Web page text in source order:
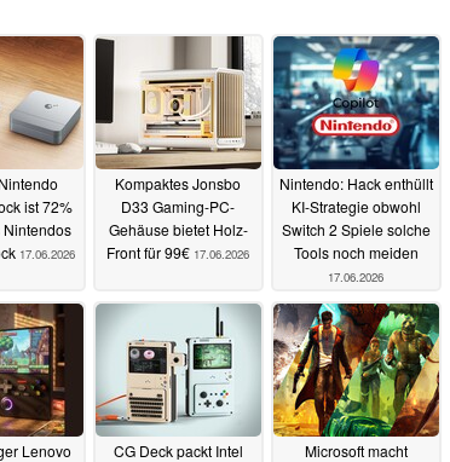
ist 72%
17.06.2026
Kompaktes Jonsbo
D33 Gaming-PC-
Gehäuse bietet Holz-
Front für 99€ 17.06.2026
Nintendo: Hack enthüllt
KI-Strategie obwohl
Switch 2 Spiele solche
Tools noch meiden
17.06.2026
Lenovo
CG Deck packt Intel
Microsoft macht